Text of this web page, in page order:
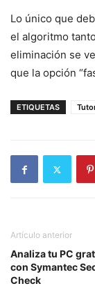
Lo único que
el algoritmo
eliminación se
que la opción
ETIQUETAS
Artículo anterior
Analiza tu PC
con Symantec
Check